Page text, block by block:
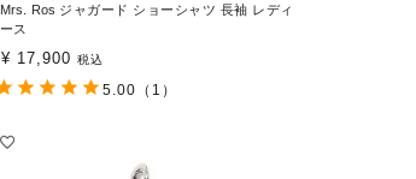
Mrs. Ros ジャガード ショーシャツ 長袖 レディ
ース
¥ 17,900 税込
5.00 （1）